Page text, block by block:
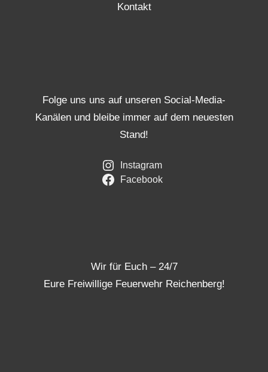
Kontakt
Folge uns uns auf unseren Social-Media-
Kanälen und bleibe immer auf dem neuesten
Stand!
Instagram
Facebook
Wir für Euch – 24/7
Eure Freiwillige Feuerwehr Reichenberg!